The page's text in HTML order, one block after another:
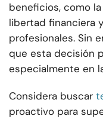
beneficios, como
libertad financiera
profesionales. Sin
que esta decisión
especialmente en
Considera buscar
proactivo para